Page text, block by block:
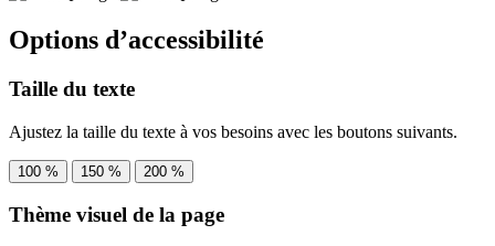
Options d’accessibilité
Taille du texte
Ajustez la taille du texte à vos besoins avec les boutons suivants.
100 % 150 % 200 %
Thème visuel de la page